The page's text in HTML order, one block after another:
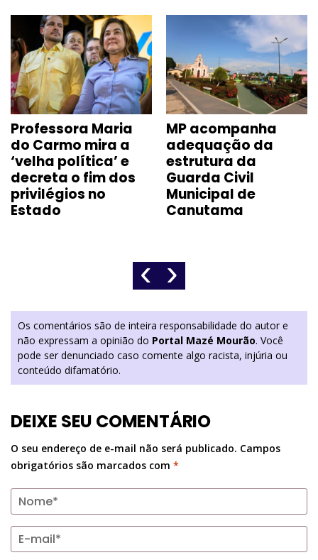
Professora Maria
do Carmo mira a
‘velha política’ e
decreta o fim dos
privilégios no
Estado
MP acompanha
adequação da
estrutura da
Guarda Civil
Municipal de
Canutama
‹ ›
Os comentários são de inteira responsabilidade do autor e
não expressam a opinião do Portal Mazé Mourão. Você
pode ser denunciado caso comente algo racista, injúria ou
conteúdo difamatório.
DEIXE SEU COMENTÁRIO
O seu endereço de e-mail não será publicado. Campos
obrigatórios são marcados com *